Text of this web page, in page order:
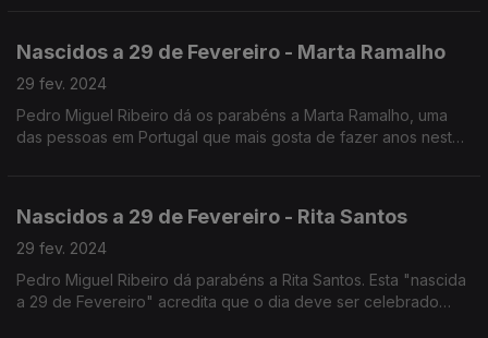
Nascidos a 29 de Fevereiro - Marta Ramalho
29 fev. 2024
Pedro Miguel Ribeiro dá os parabéns a Marta Ramalho, uma
das pessoas em Portugal que mais gosta de fazer anos neste
Nascidos a 29 de Fevereiro - Rita Santos
29 fev. 2024
Pedro Miguel Ribeiro dá parabéns a Rita Santos. Esta "nascida
a 29 de Fevereiro" acredita que o dia deve ser celebrado